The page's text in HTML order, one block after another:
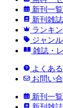
新刊一覧
新刊雑
ランキ
ジャンル
雑誌・
よくあ
お問い
新刊一覧